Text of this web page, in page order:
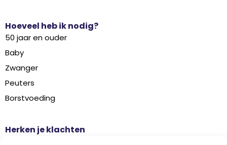
Hoeveel heb ik nodig?
50 jaar en ouder
Baby
Zwanger
Peuters
Borstvoeding
Herken je klachten